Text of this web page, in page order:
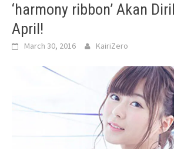
‘harmony ribbon’ Akan
April!
March 30, 2016 KairiZero